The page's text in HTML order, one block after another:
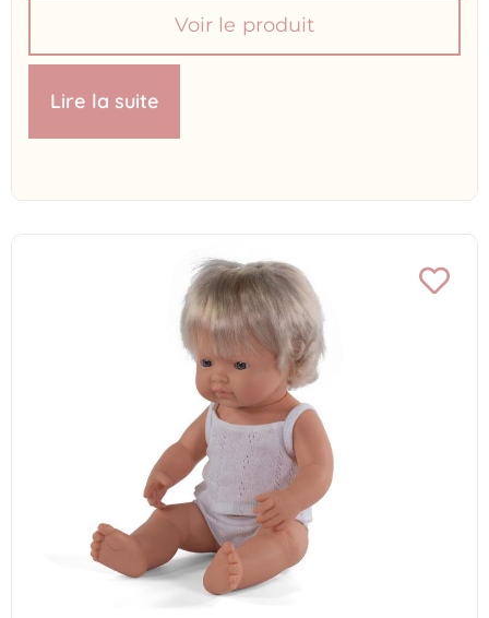
Voir le produit
Lire la suite